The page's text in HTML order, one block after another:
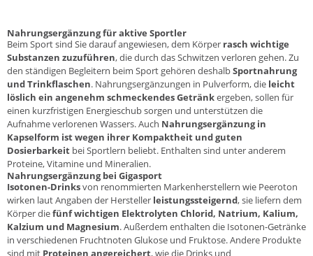
Nahrungsergänzung für aktive Sportler
Beim Sport sind Sie darauf angewiesen, dem Körper rasch wichtige
Substanzen zuzuführen, die durch das Schwitzen verloren gehen. Zu
den ständigen Begleitern beim Sport gehören deshalbSportnahrung
und Trinkflaschen. Nahrungsergänzungen in Pulverform,die leicht
löslich ein angenehm schmeckendes Getränkergeben, sollen für
einen kurzfristigen Energieschub sorgen und unterstützen die
Aufnahme verlorenen Wassers. Auch Nahrungsergänzung in
Kapselform ist wegen ihrer Kompaktheit und guten
Dosierbarkeit bei Sportlern beliebt. Enthalten sind unter anderem
Proteine, Vitamine und Mineralien.
Nahrungsergänzung bei Gigasport
Isotonen-Drinksvon renommierten Markenherstellern wie Peeroton
wirken laut Angaben der Hersteller leistungssteigernd, sie liefern dem
Körper diefünf wichtigen Elektrolyten Chlorid, Natrium, Kalium,
Kalzium und Magnesium. Außerdem enthalten die Isotonen-Getränke
in verschiedenen Fruchtnoten Glukose und Fruktose. Andere Produkte
sind mit Proteinen angereichert, wie die Drinks und